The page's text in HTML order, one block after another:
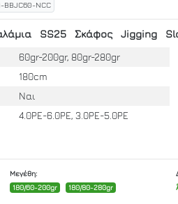
BBJC60-NCC
SS25 Σκάφος Jigging
60gr-200gr, 80gr-280gr
180cm
Ναι
4.0PE-6.0PE, 3.0PE-5.0PE
Μεγέθη:
180/60-200gr
180/80-280gr